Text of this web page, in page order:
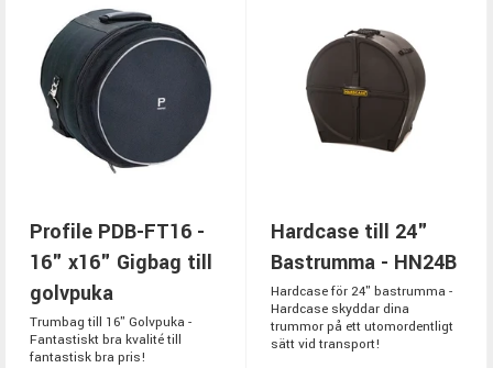
Profile PDB-FT16 -
16" x16" Gigbag till
golvpuka
Trumbag till 16" Golvpuka -
Fantastiskt bra kvalité till
fantastisk bra pris!
Hardcase till 24"
Bastrumma - HN24B
Hardcase för 24" bastrumma -
Hardcase skyddar dina
trummor på ett utomordentligt
sätt vid transport!